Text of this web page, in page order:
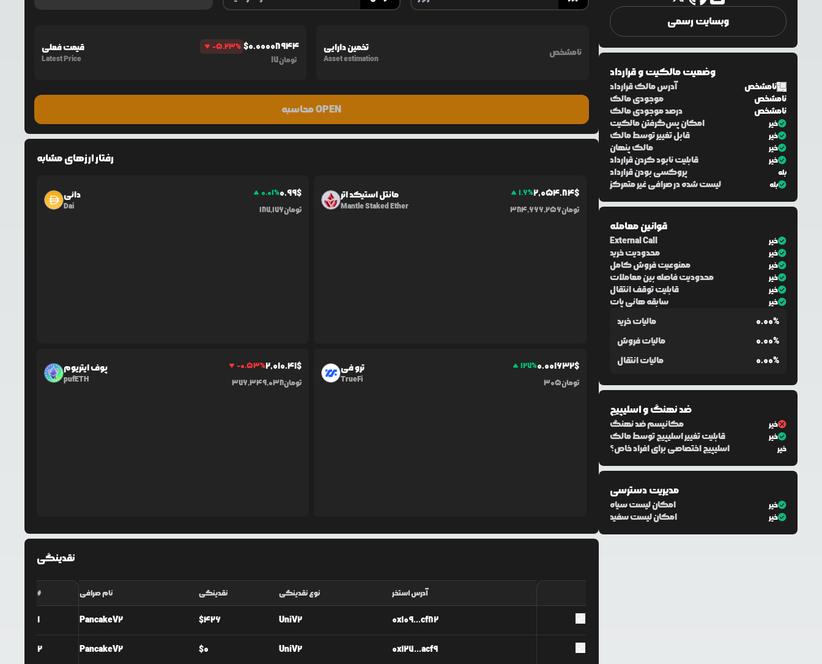
قیمت فعلی
Latest Price
-5.23% $0.00008944
17تومان
تخمین دارایی
Asset estimation
نامشخص
محاسبه OPEN
رفتار ارزهای مشابه
دائی
Dai
0.01%0.99$
187,176تومان
مانتل استیکد اتر
Mantle Staked Ether
1.6%2,054.84$
384,666,256تومان
پوف ایتریوم
pufETH
-0.53%2,010.41$
376,349,038تومان
ترو فی
TrueFi
127%0.001632$
305تومان
نقدینگی
# نام صرافی نقدینگی نوع نقدینگی آدرس استخر
1 PancakeV2 $426 UniV2 0x109...cf82
2 PancakeV2 $0 UniV2 0x127...acf9
وبسایت رسمی
وضعیت مالکیت و قرارداد
آدرس مالک قرارداد
نامشخص
موجودی مالک
نامشخص
درصد موجودی مالک
نامشخص
امکان پس‌گرفتن مالکیت
خیر
قابل تغییر توسط مالک خیر
مالک پنهان خیر
قابلیت نابود کردن قرارداد خیر
پروکسی بودن قرارداد بله
لیست شده در صرافی غیر متمرکز بله
قوانین معامله
External Call خیر
محدودیت خرید خیر
ممنوعیت فروش کامل خیر
محدودیت فاصله بین معاملات خیر
قابلیت توقف انتقال خیر
سابقه هانی پات خیر
مالیات خرید
0.00%
مالیات فروش
0.00%
مالیات انتقال
0.00%
ضد نهنگ و اسلیپیج
مکانیسم ضد نهنگ خیر
قابلیت تغییر اسلیپیج توسط مالک خیر
اسلیپیج اختصاصی برای افراد خاص؟ خیر
مدیریت دسترسی
امکان لیست سیاه خیر
امکان لیست سفید خیر